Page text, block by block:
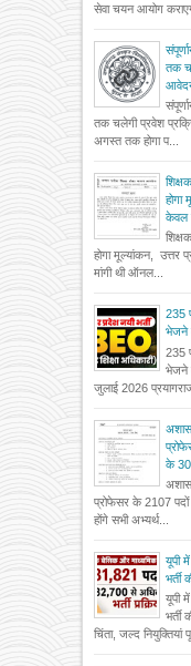
सेवा चयन आयोग
तक
तक चलेगी प्रवेश
अगस्त तक होगा प...
होगा
केवल
होगा मूल्यांकन, उत्तर
मांगी थी ऑनल...
235
भेजने
235
भेजने
जुलाई 2026
के 30
प्रोफेसर के 2107 पदों
होंगे सभी अभ्यर्थ...
यूपी
भर्ती
यूपी
भर्ती
चिंता, जल्द नियुक्तियां